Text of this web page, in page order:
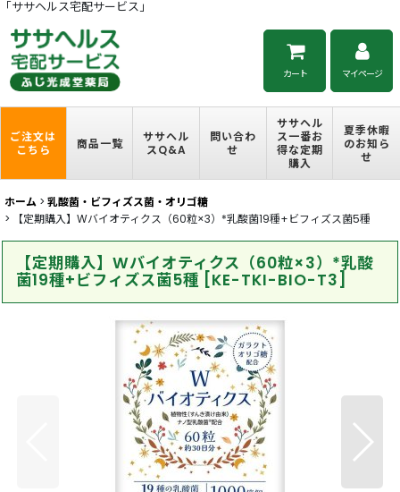
「ササヘルス宅配サービス」
カート マイページ
ご注文は
こちら
商品一覧
ササヘル
スQ&A
問い合わ
せ
ササヘル
ス一番お
得な定期
購入
夏季休暇
のお知ら
せ
ホーム > 乳酸菌・ビフィズス菌・オリゴ糖
>
【定期購入】Wバイオティクス（60粒×3）*乳酸菌19種+ビフィズス菌5種
【定期購入】Wバイオティクス（60粒×3）*乳酸
菌19種+ビフィズス菌5種 [KE-TKI-BIO-T3]